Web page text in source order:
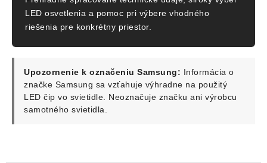
LED osvetlenia a pomoc pri výbere vhodného
riešenia pre konkrétny priestor.
Upozornenie k označeniu Samsung: Informácia o
značke Samsung sa vzťahuje výhradne na použitý
LED čip vo svietidle. Neoznačuje značku ani výrobcu
samotného svietidla.